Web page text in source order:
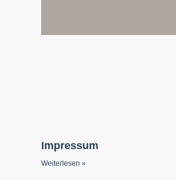
Impressum
Weiterlesen »